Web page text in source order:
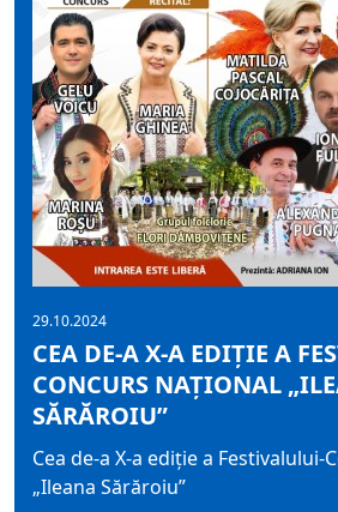
29.10.2024
CEA DE-A X-A EDIŢIE A
CONCURS NAȚIONAL
SĂRĂROIU”
Cea de-a X-a ediţie a Festivalului-
„Ileana Sărăroiu”